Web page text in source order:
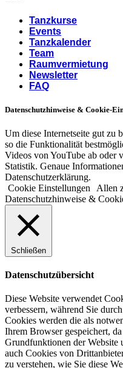
Tanzkurse
Events
Tanzkalender
Team
Raumvermietung
Newsletter
FAQ
Datenschutzhinweise & Cookie-
Um diese Internetseite gut zu
so die Funktionalität
Videos von YouTube ab oder
Statistik. Genaue
Datenschutzerklärung.
Cookie Einstellungen
Allen
Datenschutzhinweise &
Schließen
Datenschutzübersicht
Diese Website verwendet
verbessern, während Sie
Cookies werden die als
Ihrem Browser gespeichert,
Grundfunktionen der Website
auch Cookies von
zu verstehen, wie Sie diese